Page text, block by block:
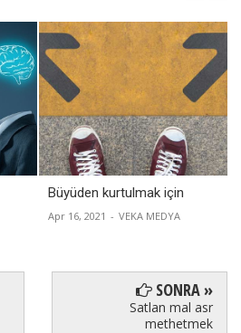
Büyüden kurtulmak için
Apr 16, 2021 - VEKA MEDYA
SONRA »
Satlan mal asr
methetmek